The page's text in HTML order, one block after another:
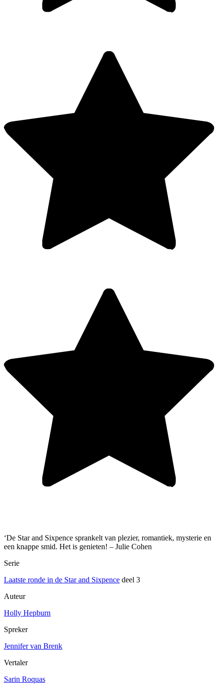
‘De Star and Sixpence sprankelt van plezier, romantiek, mysterie en
een knappe smid. Het is genieten! – Julie Cohen
Serie
Laatste ronde in de Star and Sixpence deel 3
Auteur
Holly Hepburn
Spreker
Jennifer van Brenk
Vertaler
Sarin Roquas